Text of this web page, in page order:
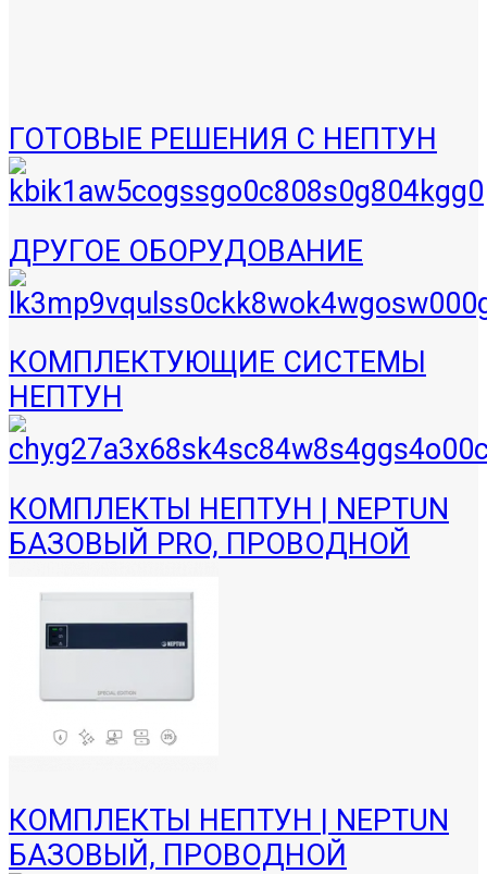
ГОТОВЫЕ РЕШЕНИЯ С НЕПТУН
ДРУГОЕ ОБОРУДОВАНИЕ
КОМПЛЕКТУЮЩИЕ СИСТЕМЫ
НЕПТУН
КОМПЛЕКТЫ НЕПТУН | NEPTUN
БАЗОВЫЙ PRO, ПРОВОДНОЙ
КОМПЛЕКТЫ НЕПТУН | NEPTUN
БАЗОВЫЙ, ПРОВОДНОЙ